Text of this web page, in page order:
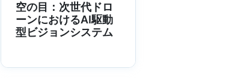
空の目：次世代ドロ
ーンにおけるAI駆動
型ビジョンシステム